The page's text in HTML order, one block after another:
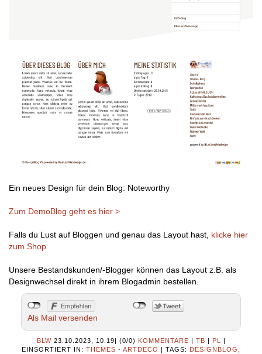
Ein neues Design für dein Blog: Noteworthy
Zum DemoBlog geht es hier >
Falls du Lust auf Bloggen und genau das Layout hast, klicke hier
zum Shop
Unsere Bestandskunden/-Blogger können das Layout z.B. als
Designwechsel direkt in ihrem Blogadmin bestellen.
Als Mail versenden
BLW 23.10.2023, 10.19| (0/0) KOMMENTARE | TB | PL
|
EINSORTIERT IN: THEMES - ARTDECO | TAGS: DESIGNBLOG